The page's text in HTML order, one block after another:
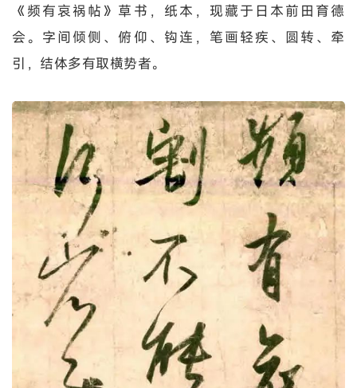
《频有哀祸帖》草书，纸本，现藏于日本前田育德
会。字间倾侧、俯仰、钩连，笔画轻疾、圆转、牵
引，结体多有取横势者。